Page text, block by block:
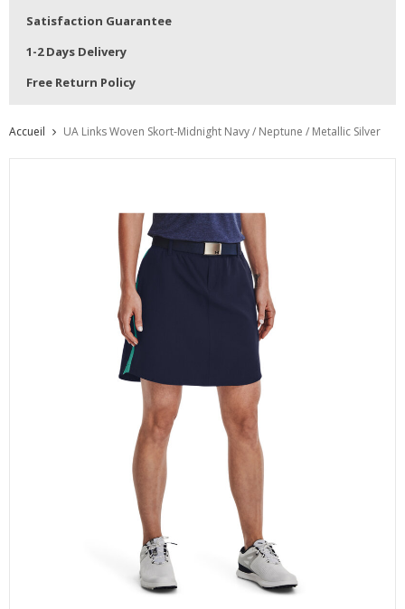
Satisfaction Guarantee
1-2 Days Delivery
Free Return Policy
Accueil UA Links Woven Skort-Midnight Navy / Neptune / Metallic Silver